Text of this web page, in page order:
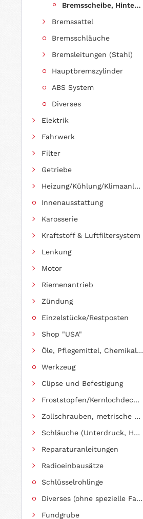
Bremsscheibe, Hinterachse
Bremssattel
Bremsschläuche
Bremsleitungen (Stahl)
Hauptbremszylinder
ABS System
Diverses
Elektrik
Fahrwerk
Filter
Getriebe
Heizung/Kühlung/Klimaanlage
Innenausstattung
Karosserie
Kraftstoff & Luftfiltersystem
Lenkung
Motor
Riemenantrieb
Zündung
Einzelstücke/Restposten
Shop "USA"
Öle, Pflegemittel, Chemikalien und Additive
Werkzeug
Clipse und Befestigung
Froststopfen/Kernlochdeckel (nach Abmessung sortiert)
Zollschrauben, metrische Schauben, Stehbolzen
Schläuche (Unterdruck, Heizung, Kraftstoff usw.) und Zubehör
Reparaturanleitungen
Radioeinbausätze
Schlüsselrohlinge
Diverses (ohne spezielle Fahrzeugzuordnung)
Fundgrube